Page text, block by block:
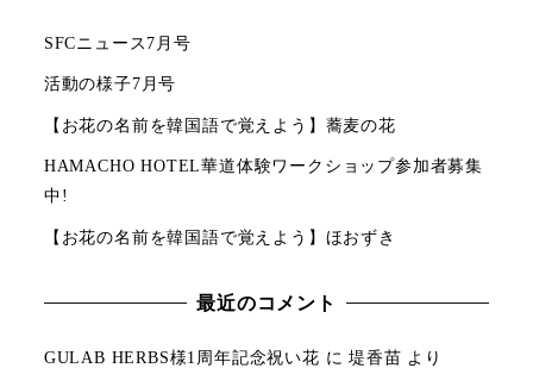
SFCニュース7月号
活動の様子7月号
【お花の名前を韓国語で覚えよう】蕎麦の花
HAMACHO HOTEL華道体験ワークショップ参加者募集
中!
【お花の名前を韓国語で覚えよう】ほおずき
最近のコメント
GULAB HERBS様1周年記念祝い花 に堤香苗 より